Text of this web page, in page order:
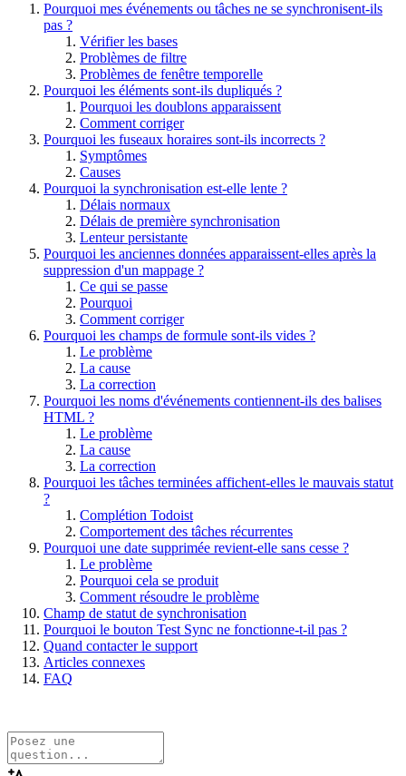
Pourquoi mes événements ou tâches ne se synchronisent-ils
pas ?
Vérifier les bases
Problèmes de filtre
Problèmes de fenêtre temporelle
Pourquoi les éléments sont-ils dupliqués ?
Pourquoi les doublons apparaissent
Comment corriger
Pourquoi les fuseaux horaires sont-ils incorrects ?
Symptômes
Causes
Pourquoi la synchronisation est-elle lente ?
Délais normaux
Délais de première synchronisation
Lenteur persistante
Pourquoi les anciennes données apparaissent-elles après la
suppression d'un mappage ?
Ce qui se passe
Pourquoi
Comment corriger
Pourquoi les champs de formule sont-ils vides ?
Le problème
La cause
La correction
Pourquoi les noms d'événements contiennent-ils des balises
HTML ?
Le problème
La cause
La correction
Pourquoi les tâches terminées affichent-elles le mauvais statut
?
Complétion Todoist
Comportement des tâches récurrentes
Pourquoi une date supprimée revient-elle sans cesse ?
Le problème
Pourquoi cela se produit
Comment résoudre le problème
Champ de statut de synchronisation
Pourquoi le bouton Test Sync ne fonctionne-t-il pas ?
Quand contacter le support
Articles connexes
FAQ